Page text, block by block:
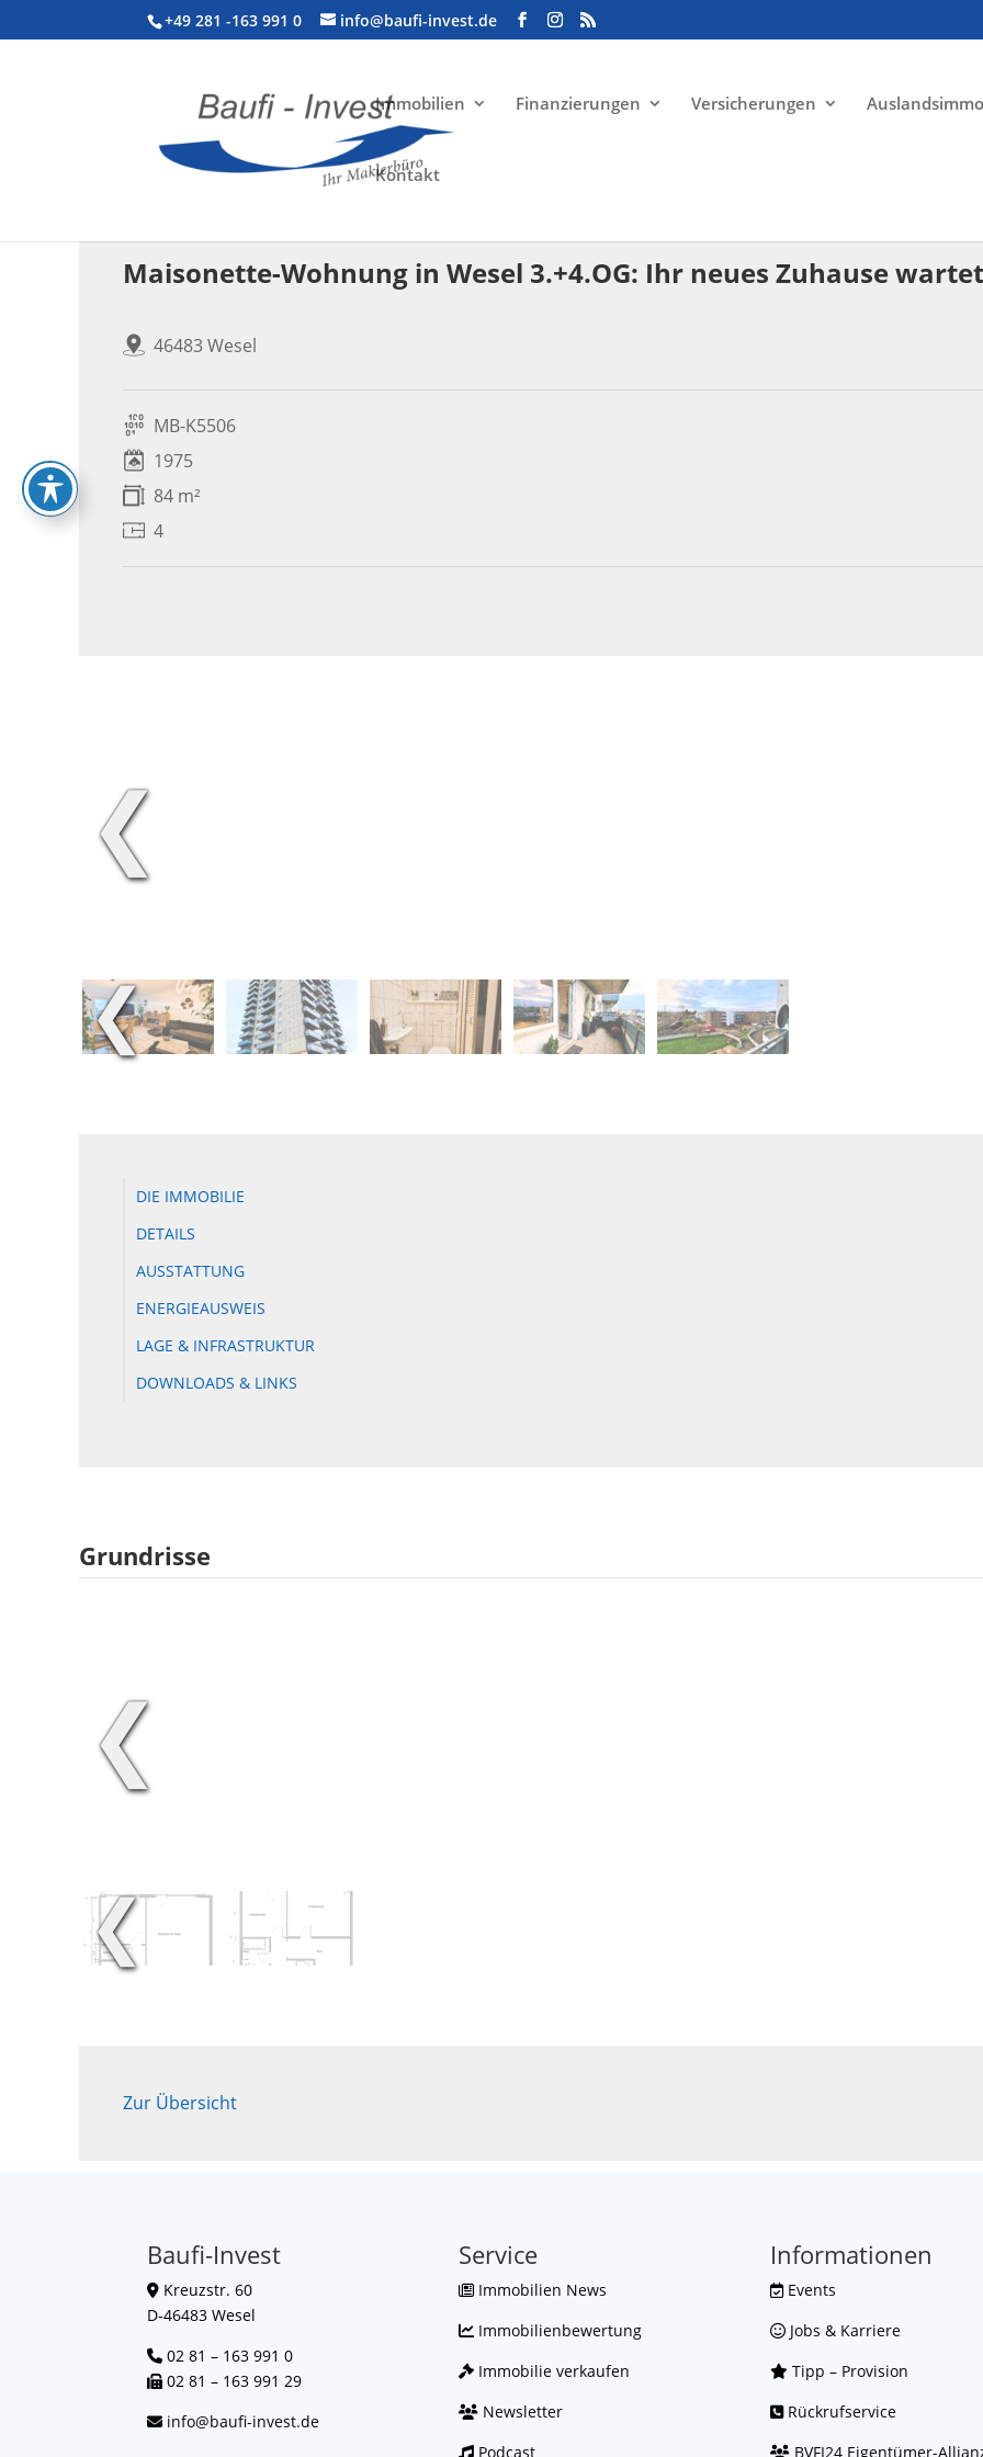
+49 281 -163 991 0 info@baufi-invest.de
Immobilien Finanzierungen Versicherungen
Kontakt
Maisonette-Wohnung in Wesel 3.+4.OG: Ihr neues Zuhause
46483 Wesel
MB-K5506
1975
84 m²
4
❮
❮
DIE IMMOBILIE
DETAILS
AUSSTATTUNG
ENERGIEAUSWEIS
LAGE & INFRASTRUKTUR
DOWNLOADS & LINKS
Grundrisse
❮
❮
Zur Übersicht
Baufi-Invest
Kreuzstr. 60
D-46483 Wesel
02 81 – 163 991 0
02 81 – 163 991 29
info@baufi-invest.de
Service
Immobilien News
Immobilienbewertung
Immobilie verkaufen
Newsletter
Podcast
Informationen
Events
Jobs & Karriere
Tipp – Provision
Rückrufservice
BVFI24 Eigentümer-